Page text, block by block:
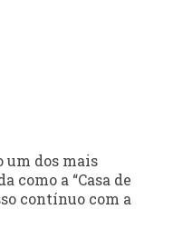
um dos mais
como a “Casa de
contínuo com a